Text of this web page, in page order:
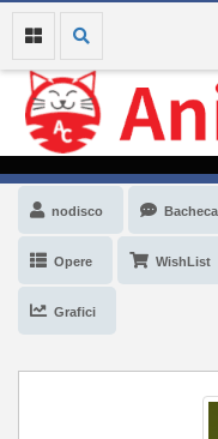
nodisco Bacheca
Opere WishList
Grafici